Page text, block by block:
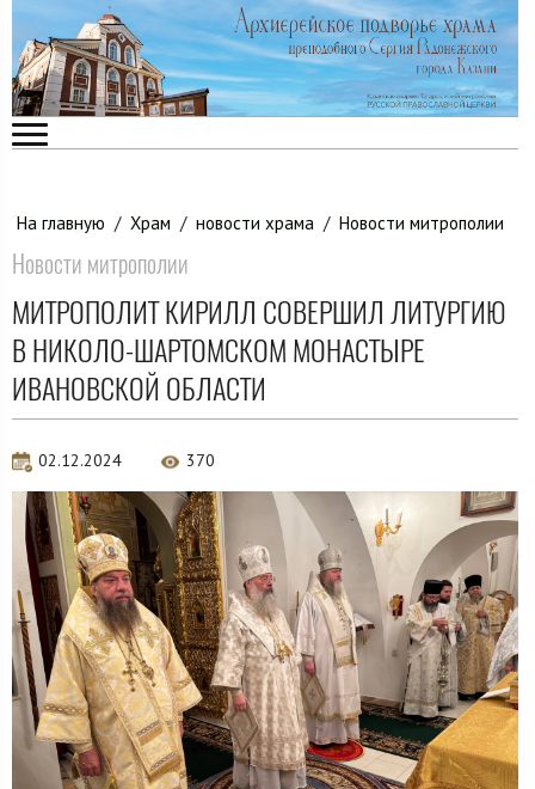
На главную / Храм / новости храма / Новости митрополии
Новости митрополии
МИТРОПОЛИТ КИРИЛЛ СОВЕРШИЛ ЛИТУРГИЮ
В НИКОЛО-ШАРТОМСКОМ МОНАСТЫРЕ
ИВАНОВСКОЙ ОБЛАСТИ
02.12.2024 370